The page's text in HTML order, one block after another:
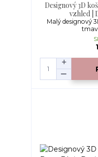
Designový 3D
vzhled |
Malý designový